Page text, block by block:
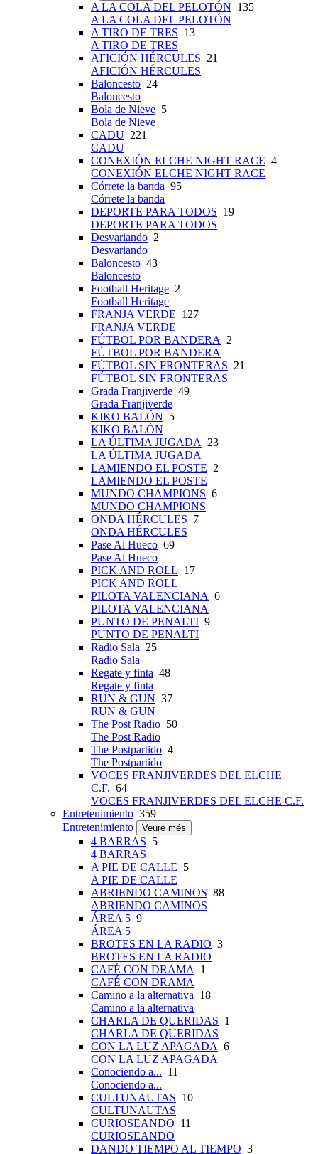
A LA COLA DEL PELOTÓN 135
A LA COLA DEL PELOTÓN
A TIRO DE TRES 13
A TIRO DE TRES
AFICIÓN HÉRCULES 21
AFICIÓN HÉRCULES
Baloncesto 24
Baloncesto
Bola de Nieve 5
Bola de Nieve
CADU 221
CADU
CONEXIÓN ELCHE NIGHT RACE 4
CONEXIÓN ELCHE NIGHT RACE
Córrete la banda 95
Córrete la banda
DEPORTE PARA TODOS 19
DEPORTE PARA TODOS
Desvariando 2
Desvariando
Baloncesto 43
Baloncesto
Football Heritage 2
Football Heritage
FRANJA VERDE 127
FRANJA VERDE
FÚTBOL POR BANDERA
2
FÚTBOL POR BANDERA
FÚTBOL SIN FRONTERAS 21
FÚTBOL SIN FRONTERAS
Grada Franjiverde 49
Grada Franjiverde
KIKO BALÓN 5
KIKO BALÓN
LA ÚLTIMA JUGADA
23
LA ÚLTIMA JUGADA
LAMIENDO EL POSTE 2
LAMIENDO EL POSTE
MUNDO CHAMPIONS 6
MUNDO CHAMPIONS
ONDA HÉRCULES 7
ONDA HÉRCULES
Pase Al Hueco 69
Pase Al Hueco
PICK AND ROLL 17
PICK AND ROLL
PILOTA VALENCIANA 6
PILOTA VALENCIANA
PUNTO DE PENALTI 9
PUNTO DE PENALTI
Radio Sala 25
Radio Sala
Regate y finta 48
Regate y finta
RUN & GUN 37
RUN & GUN
The Post Radio 50
The Post Radio
The Postpartido 4
The Postpartido
VOCES FRANJIVERDES DEL ELCHE
C.F. 64
VOCES FRANJIVERDES DEL ELCHE C.F.
Entretenimiento 359
Entretenimiento
Veure més
4 BARRAS 5
4 BARRAS
A PIE DE CALLE 5
A PIE DE CALLE
ABRIENDO CAMINOS 88
ABRIENDO CAMINOS
ÁREA 5 9
ÁREA 5
BROTES EN LA RADIO 3
BROTES EN LA RADIO
CAFÉ CON DRAMA
1
CAFÉ CON DRAMA
Camino a la alternativa 18
Camino a la alternativa
CHARLA DE QUERIDAS 1
CHARLA DE QUERIDAS
CON LA LUZ APAGADA 6
CON LA LUZ APAGADA
Conociendo a... 11
Conociendo a...
CULTUNAUTAS 10
CULTUNAUTAS
CURIOSEANDO 11
CURIOSEANDO
DANDO TIEMPO AL TIEMPO 3